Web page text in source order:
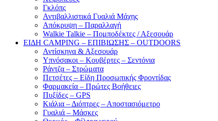
Γκλόπς
Αντιβαλλιστικά Γυαλιά Μάχης
Απόκρυψη – Παραλλαγή
Walkie Talkie – Πομποδέκτες / Αξεσουάρ
ΕΙΔΗ CAMPING – ΕΠΙΒΙΩΣΗΣ – OUTDOORS
Αντίσκηνα & Αξεσουάρ
Υπνόσακοι – Κουβέρτες – Σεντόνια
Ράντζα – Στρώματα
Πετσέτες – Είδη Προσωπικής Φροντίδας
Φαρμακεία – Πρώτες Βοήθειες
Πυξίδες – GPS
Κιάλια – Διόπτρες – Αποστασιόμετρο
Γυαλιά – Μάσκες